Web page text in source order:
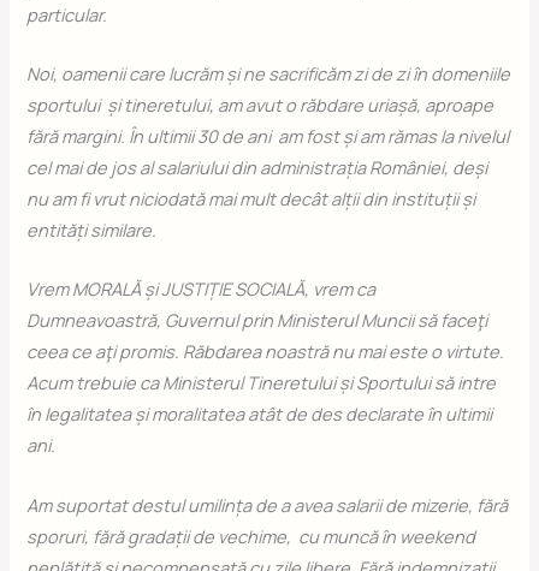
particular.
Noi, oamenii care lucrăm și ne sacrificăm zi de zi în domeniile
sportului și tineretului, am avut o răbdare uriașă, aproape
fără margini. În ultimii 30 de ani am fost și am rămas la nivelul
cel mai de jos al salariului din administrația României, deși
nu am fi vrut niciodată mai mult decât alții din instituții și
entități similare.
Vrem MORALĂ și JUSTIȚIE SOCIALĂ, vrem ca
Dumneavoastră, Guvernul prin Ministerul Muncii să faceţi
ceea ce aţi promis. Răbdarea noastră nu mai este o virtute.
Acum trebuie ca Ministerul Tineretului și Sportului să intre
în legalitatea și moralitatea atât de des declarate în ultimii
ani.
Am suportat destul umilința de a avea salarii de mizerie, fără
sporuri, fără gradații de vechime, cu muncă în weekend